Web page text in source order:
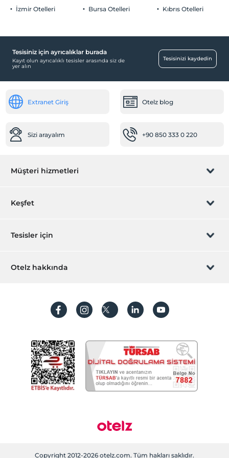
Odalar
Hastaneye kolay ulaşım (15 dakika)
İzmir Otelleri Bursa Otelleri Kıbrıs Otelleri
Tesisiniz için ayrıcalıklar burada
Kayıt olun ayrıcalıklı tesisler arasında siz de
yer alın
Tesisinizi kaydedin
Extranet Giriş Otelz blog
Sizi arayalım +90 850 333 0 220
Müşteri hizmetleri
Rezervasyon yönet
Sıkça sorulan sorular
İşlem rehberi
Keşfet
Hediye Kart
Hesap oluştur
Tesisler için
Hemen tesisinizi ekleyin
Otelz hakkında
Koşullar ve şartlar
Aydınlatma metni
Çerez politikamız
Copyright 2012-2026 otelz.com. Tüm hakları saklıdır.